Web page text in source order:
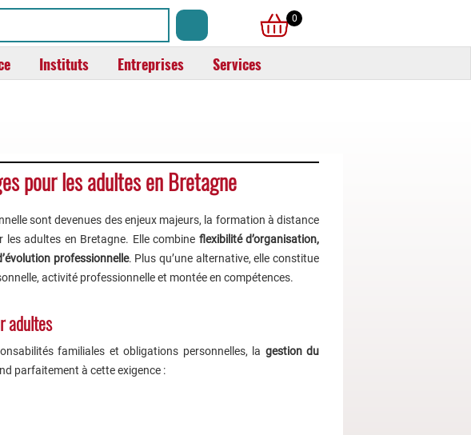
0
Instituts Entreprises Services
pour les adultes en Bretagne
sont devenues des enjeux majeurs, la formation à distance
adultes en Bretagne. Elle combine flexibilité d’organisation,
professionnelle. Plus qu’une alternative, elle constitue
activité professionnelle et montée en compétences.
adultes
familiales et obligations personnelles, la gestion du
parfaitement à cette exigence :